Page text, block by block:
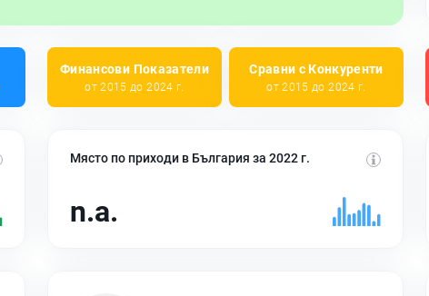
Финансови Показатели
от 2015 до 2024 г.
Сравни с Конкуренти
от 2015 до 2024 г.
Място по приходи в България за 2022 г.
n.a.